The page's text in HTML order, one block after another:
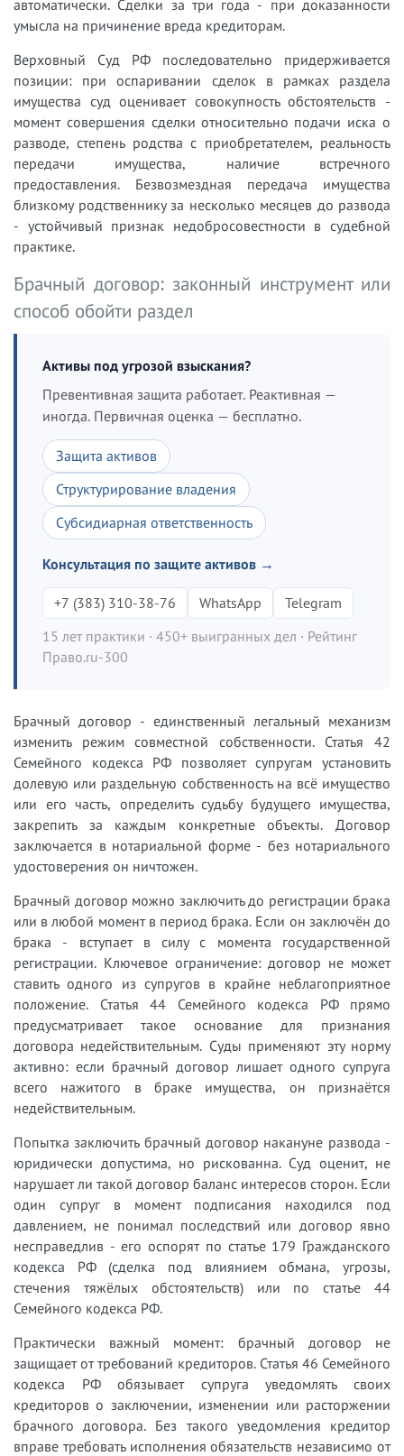
автоматически. Сделки за три года - при доказанности
умысла на причинение вреда кредиторам.
Верховный Суд РФ последовательно придерживается
позиции: при оспаривании сделок в рамках раздела
имущества суд оценивает совокупность обстоятельств -
момент совершения сделки относительно подачи иска о
разводе, степень родства с приобретателем, реальность
передачи имущества, наличие встречного
предоставления. Безвозмездная передача имущества
близкому родственнику за несколько месяцев до развода
- устойчивый признак недобросовестности в судебной
практике.
Брачный договор: законный инструмент или
способ обойти раздел
Активы под угрозой взыскания?
Превентивная защита работает. Реактивная —
иногда. Первичная оценка — бесплатно.
Защита активов
Структурирование владения
Субсидиарная ответственность
Консультация по защите активов →
+7 (383) 310-38-76 WhatsApp
Telegram
15 лет практики · 450+ выигранных дел · Рейтинг
Право.ru-300
Брачный договор - единственный легальный механизм
изменить режим совместной собственности. Статья 42
Семейного кодекса РФ позволяет супругам установить
долевую или раздельную собственность на всё имущество
или его часть, определить судьбу будущего имущества,
закрепить за каждым конкретные объекты. Договор
заключается в нотариальной форме - без нотариального
удостоверения он ничтожен.
Брачный договор можно заключить до регистрации брака
или в любой момент в период брака. Если он заключён до
брака - вступает в силу с момента государственной
регистрации. Ключевое ограничение: договор не может
ставить одного из супругов в крайне неблагоприятное
положение. Статья 44 Семейного кодекса РФ прямо
предусматривает такое основание для признания
договора недействительным. Суды применяют эту норму
активно: если брачный договор лишает одного супруга
всего нажитого в браке имущества, он признаётся
недействительным.
Попытка заключить брачный договор накануне развода -
юридически допустима, но рискованна. Суд оценит, не
нарушает ли такой договор баланс интересов сторон. Если
один супруг в момент подписания находился под
давлением, не понимал последствий или договор явно
несправедлив - его оспорят по статье 179 Гражданского
кодекса РФ (сделка под влиянием обмана, угрозы,
стечения тяжёлых обстоятельств) или по статье 44
Семейного кодекса РФ.
Практически важный момент: брачный договор не
защищает от требований кредиторов. Статья 46 Семейного
кодекса РФ обязывает супруга уведомлять своих
кредиторов о заключении, изменении или расторжении
брачного договора. Без такого уведомления кредитор
вправе требовать исполнения обязательств независимо от